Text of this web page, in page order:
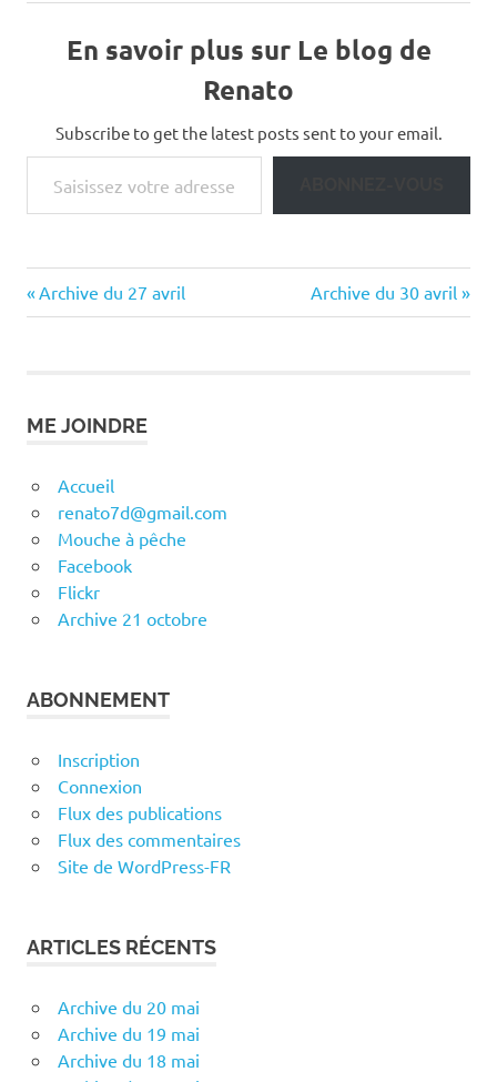
En savoir plus sur Le blog de
Renato
Subscribe to get the latest posts sent to your email.
Saisissez votre adresse e-mail…
Navigation
Previous
Post:
Archive du 27 avril
Next
Post:
Archive du 30 avril
ME JOINDRE
Accueil
renato7d@gmail.com
Mouche à pêche
Facebook
Flickr
Archive 21 octobre
ABONNEMENT
Inscription
Connexion
Flux des publications
Flux des commentaires
Site de WordPress-FR
ARTICLES RÉCENTS
Archive du 20 mai
Archive du 19 mai
Archive du 18 mai